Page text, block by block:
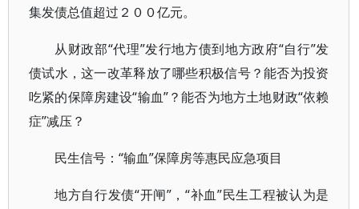
集发债总值超过２００亿元。
从财政部“代理”发行地方债到地方政府“自行”发
债试水，这一改革释放了哪些积极信号？能否为投资
吃紧的保障房建设“输血”？能否为地方土地财政“依赖
症”减压？
民生信号：“输血”保障房等惠民应急项目
地方自行发债“开闸”，“补血”民生工程被认为是